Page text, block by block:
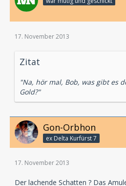
17. November 2013
Zitat
"Na, hör mal, Bob, was gibt es
Gold?"
Gon-Orbhon
ex Delta Kurfürst 7
17. November 2013
Der lachende Schatten ? Das